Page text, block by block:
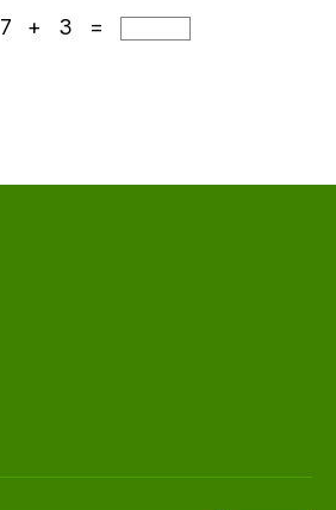
7 + 3 =